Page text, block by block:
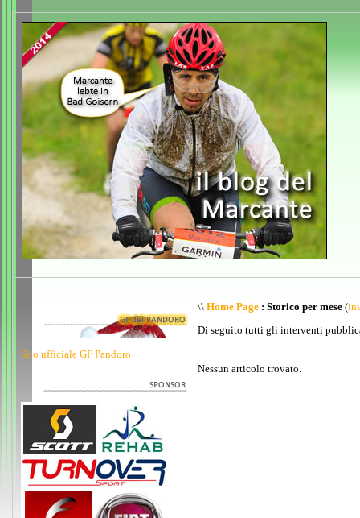
Sito ufficiale GF Pandoro
\\ Home Page : Storico per mese (
Di seguito tutti gli interventi
Nessun articolo trovato.